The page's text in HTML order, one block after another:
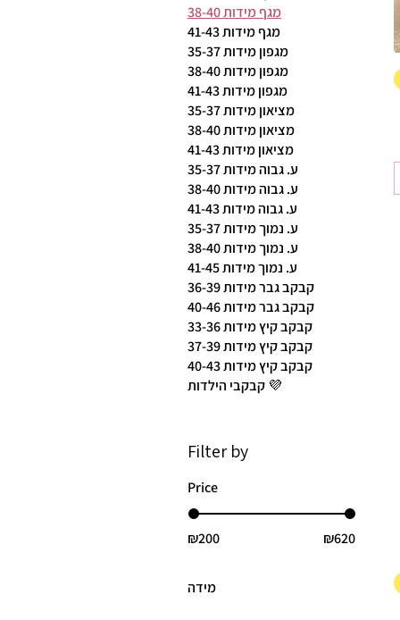
מגף מידות 38-40
מגף מידות 41-43
מגפון מידות 35-37
מגפון מידות 38-40
מגפון מידות 41-43
מציאון מידות 35-37
מציאון מידות 38-40
מציאון מידות 41-43
ע. גבוה מידות 35-37
ע. גבוה מידות 38-40
ע. גבוה מידות 41-43
ע. נמוך מידות 35-37
ע. נמוך מידות 38-40
ע. נמוך מידות 41-45
קבקב גבר מידות 36-39
קבקב גבר מידות 40-46
קבקב קיץ מידות 33-36
קבקב קיץ מידות 37-39
קבקב קיץ מידות 40-43
קבקבי הילדות 💜
Filter by
Price
₪200 ₪620
מידה